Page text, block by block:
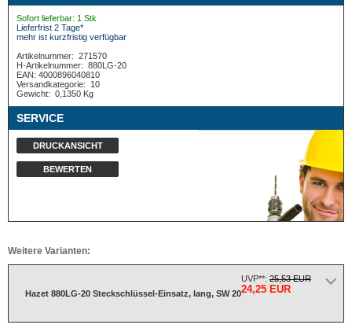
Sofort lieferbar: 1 Stk
Lieferfrist 2 Tage*
mehr ist kurzfristig verfügbar
Artikelnummer: 271570
H-Artikelnummer: 880LG-20
EAN: 4000896040810
Versandkategorie:
10
Gewicht: 0,1350 Kg
SERVICE
DRUCKANSICHT
BEWERTEN
Weitere Varianten:
Hazet 880LG-20 Steckschlüssel-Einsatz, lang, SW 20
UVP**: 25,53 EUR
24,25 EUR